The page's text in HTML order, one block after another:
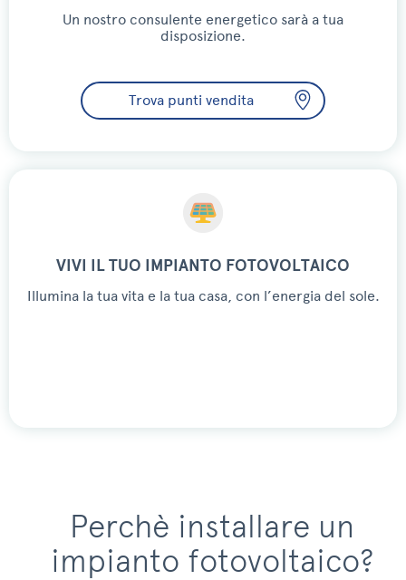
Un nostro consulente energetico sarà a tua
disposizione.
Trova punti vendita
VIVI IL TUO IMPIANTO FOTOVOLTAICO
Illumina la tua vita e la tua casa, con l’energia del sole.
Perchè installare un
impianto fotovoltaico?